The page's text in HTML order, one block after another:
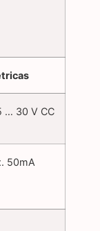
… 30 V CC
50mA